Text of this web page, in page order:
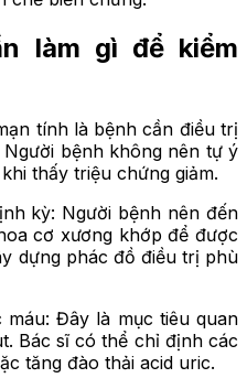
làm gì để kiểm
tính là bệnh cần điều trị
bệnh không nên tự ý
thấy triệu chứng giảm.
kỳ: Người bệnh nên đến
cơ xương khớp để được
dựng phác đồ điều trị phù
máu: Đây là mục tiêu quan
Bác sĩ có thể chỉ định các
tăng đào thải acid uric.